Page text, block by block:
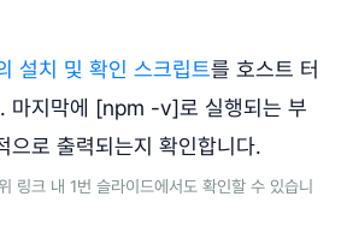
설치 및 확인 스크립트를 호스트 터
마지막에 [npm -v]로 실행되는 부
으로 출력되는지 확인합니다.
링크 내 1번 슬라이드에서도 확인할 수 있습니